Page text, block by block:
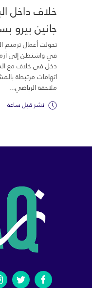
خلاف داخل
جانين بيرو
تحولت أعمال ترميم
في واشنطن إلى أزمة
دخل في خلاف مع
اتهامات مرتبطة
ملاحقة الرياضي...
نشر قبل ساعة